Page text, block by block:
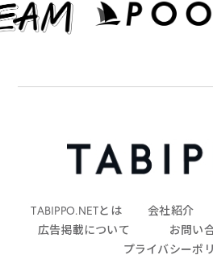
TABIPPO.NETとは 会社紹介
広告掲載について
お問い
プライバシーポ